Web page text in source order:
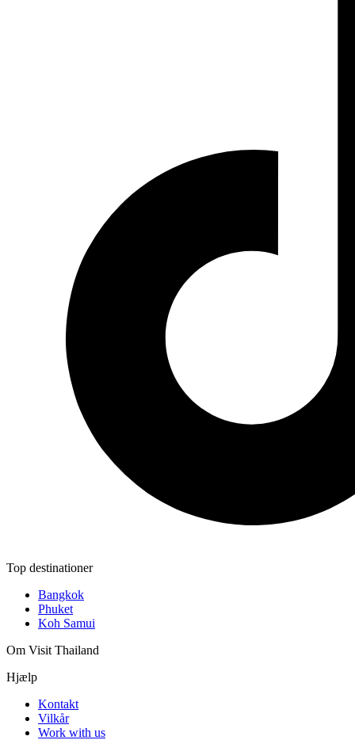
Top destinationer
Bangkok
Phuket
Koh Samui
Om Visit Thailand
Hjælp
Kontakt
Vilkår
Work with us